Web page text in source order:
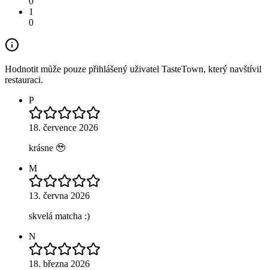
1
0
Hodnotit může pouze přihlášený uživatel TasteTown, který navštívil
restauraci.
P
18. července 2026
krásne 🥹
M
13. června 2026
skvelá matcha :)
N
18. března 2026